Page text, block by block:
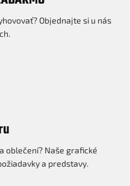
Objednajte si u nás
oblečení? Naše grafické
a predstavy.